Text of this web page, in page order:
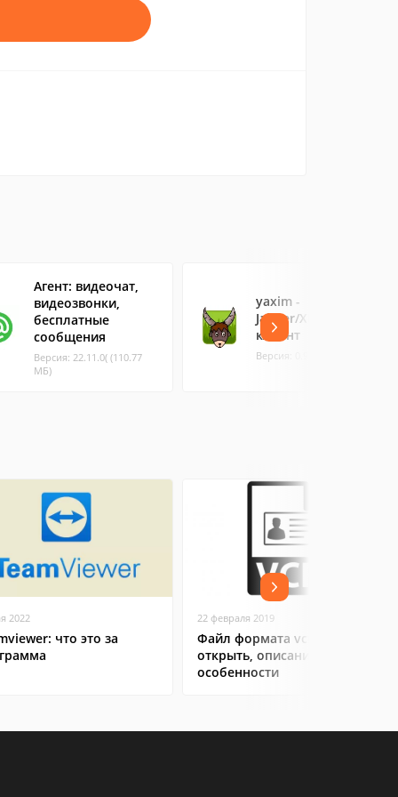
Агент: видеочат,
видеозвонки,
бесплатные
сообщения
Версия: 22.11.0( (110.77
МБ)
yaxim -
Jabber/XMPP
клиент
Версия: 0.9.9b (2.53 МБ)
2022
что это за
22 февраля 2019
Файл формата vcf: чем
открыть, описание,
особенности